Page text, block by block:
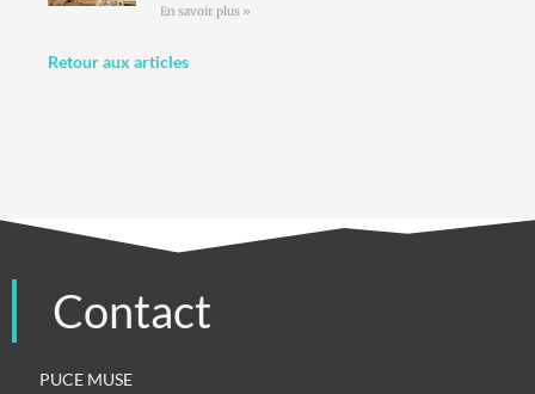
En savoir plus »
Retour aux articles
Contact
PUCE MUSE